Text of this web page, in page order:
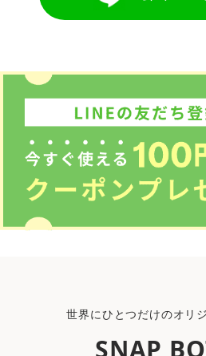
世界にひとつだけのオリ
SNAP